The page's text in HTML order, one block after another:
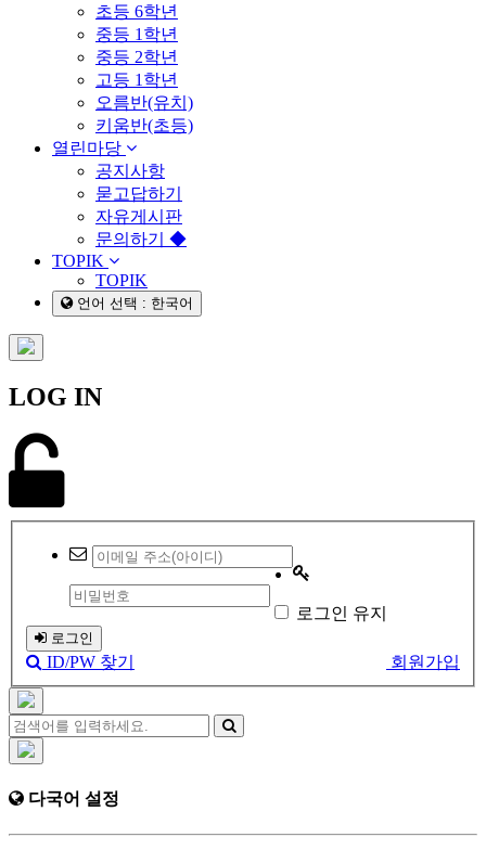
초등 6학년
중등 1학년
중등 2학년
고등 1학년
오름반(유치)
키움반(초등)
열린마당
공지사항
묻고답하기
자유게시판
문의하기 ◆
TOPIK
TOPIK
언어 선택 : 한국어
LOG IN
로그인 유지
로그인
회원가입
ID/PW 찾기
다국어 설정